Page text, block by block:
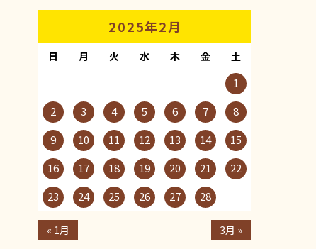
2025年2月
日 月 火 水 木 金 土
1
2
3 4 5 6 7
8
9
10 11 12 13 14
15
16
17 18 19 20 21
22
23
24 25 26 27 28
« 1月 3月 »